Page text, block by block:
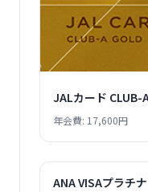
JALカード CLUB-
年会費: 17,600円
ANA VISAプラチ